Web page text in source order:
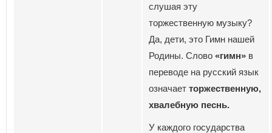
слушая эту
торжественную музыку?
Да, дети, это Гимн нашей
Родины. Слово «гимн» в
переводе на русский язык
означает торжественную,
хвалебную песнь.
У каждого государства